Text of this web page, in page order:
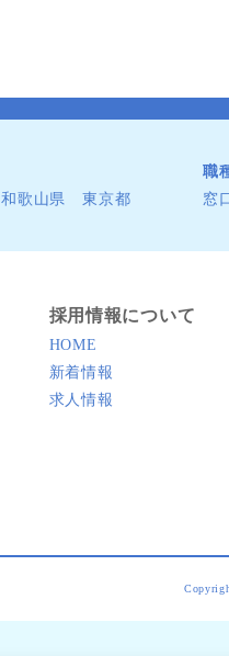
和歌山県 東京都
職
窓
採用情報について
HOME
新着情報
求人情報